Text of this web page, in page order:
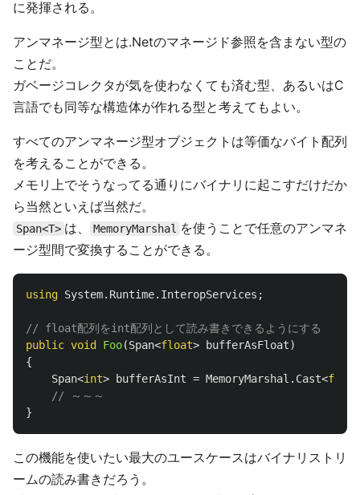
に発揮される。
アンマネージ型とは.Netのマネージド参照を含まない型の
ことだ。
ガベージコレクタが気を使わなくても済む型、あるいはC
言語でも同等な構造体が作れる型と考えてもよい。
すべてのアンマネージ型オブジェクトは等価なバイト配列
を考えることができる。
メモリ上でそうなってる通りにバイナリに起こすだけだか
ら当然といえば当然だ。
Span<T> は、 MemoryMarshal を使うことで任意のアンマネ
ージ型間で変換することができる。
using System.Runtime.InteropServices ;
// float配列をint配列として読み書きできるようにする
public void Foo(Span<float> bufferAsFloat)
{
Span<int> bufferAsInt = MemoryMarshal . Cast<float
// ～～～
}
この機能を使いたい最大のユースケースはバイナリストリ
ームの読み書きだろう。